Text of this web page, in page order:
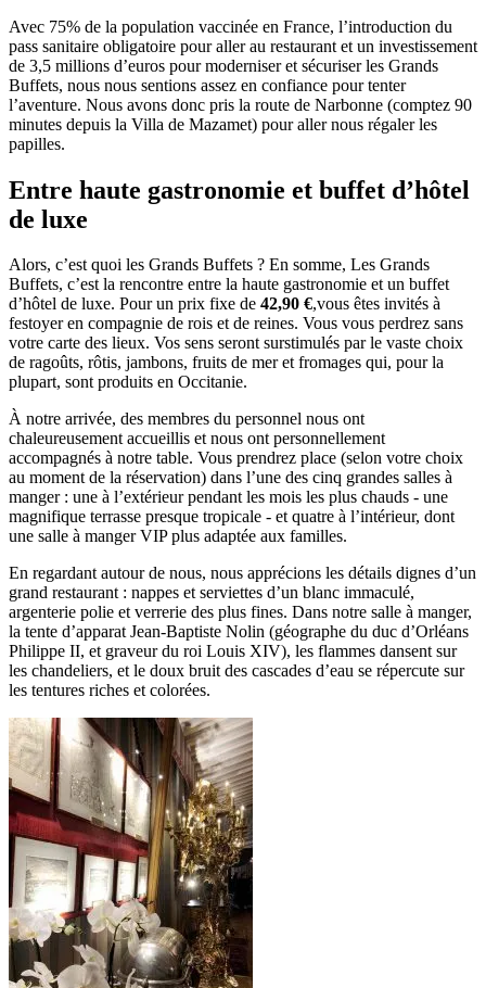
Avec 75% de la population vaccinée en France, l’introduction du
pass sanitaire obligatoire pour aller au restaurant et un investissement
de 3,5 millions d’euros pour moderniser et sécuriser les Grands
Buffets, nous nous sentions assez en confiance pour tenter
l’aventure. Nous avons donc pris la route de Narbonne (comptez 90
minutes depuis la Villa de Mazamet) pour aller nous régaler les
papilles.
Entre haute gastronomie et buffet d’hôtel
de luxe
Alors, c’est quoi les Grands Buffets ? En somme, Les Grands
Buffets, c’est la rencontre entre la haute gastronomie et un buffet
d’hôtel de luxe. Pour un prix fixe de 42,90 €,vous êtes invités à
festoyer en compagnie de rois et de reines. Vous vous perdrez sans
votre carte des lieux. Vos sens seront surstimulés par le vaste choix
de ragoûts, rôtis, jambons, fruits de mer et fromages qui, pour la
plupart, sont produits en Occitanie.
À notre arrivée, des membres du personnel nous ont
chaleureusement accueillis et nous ont personnellement
accompagnés à notre table. Vous prendrez place (selon votre choix
au moment de la réservation) dans l’une des cinq grandes salles à
manger : une à l’extérieur pendant les mois les plus chauds - une
magnifique terrasse presque tropicale - et quatre à l’intérieur, dont
une salle à manger VIP plus adaptée aux familles.
En regardant autour de nous, nous apprécions les détails dignes d’un
grand restaurant : nappes et serviettes d’un blanc immaculé,
argenterie polie et verrerie des plus fines. Dans notre salle à manger,
la tente d’apparat Jean-Baptiste Nolin (géographe du duc d’Orléans
Philippe II, et graveur du roi Louis XIV), les flammes dansent sur
les chandeliers, et le doux bruit des cascades d’eau se répercute sur
les tentures riches et colorées.